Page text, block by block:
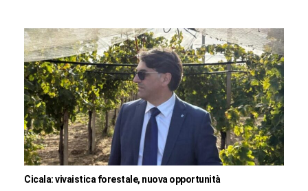
Cicala: vivaistica forestale, nuova opportunità